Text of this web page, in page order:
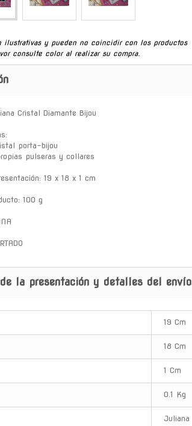
ilustrativas y pueden no coincidir con los productos
consulte color al realizar su compra.
Cristal Diamante Bijou
porta-bijou
pulseras y collares
19 x 18 x 1 cm
100 g
la presentación y detalles del envío
19 Cm
18 Cm
1 Cm
0.1 Kg
Juliana